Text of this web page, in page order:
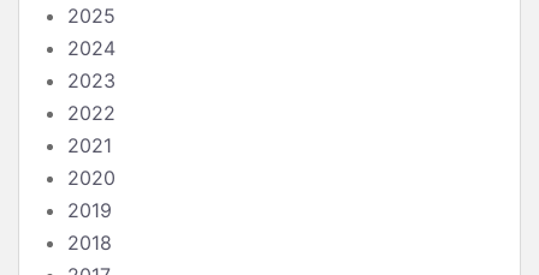
2025
2024
2023
2022
2021
2020
2019
2018